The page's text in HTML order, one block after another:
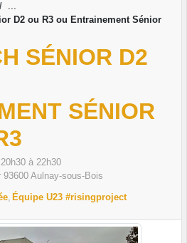
D2 ou R3 ou Entrainement Sénior
SÉNIOR D2
SÉNIOR
à 22h30
93600 Aulnay-sous-Bois
Équipe U23 #risingproject